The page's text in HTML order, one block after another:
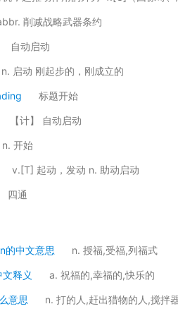
削减战略武器条约
自动启动
n. 启动 刚起步的，刚成立的
标题开始
【计】 自动启动
n. 开始
v.[T] 起动，发动 n. 助动启动
四通
的中文意思
n. 授福,受福,列福式
释义 a. 祝福的,幸福的,快乐的
意思 n. 打的人,赶出猎物的人,搅拌